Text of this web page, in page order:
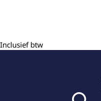
Inclusief btw